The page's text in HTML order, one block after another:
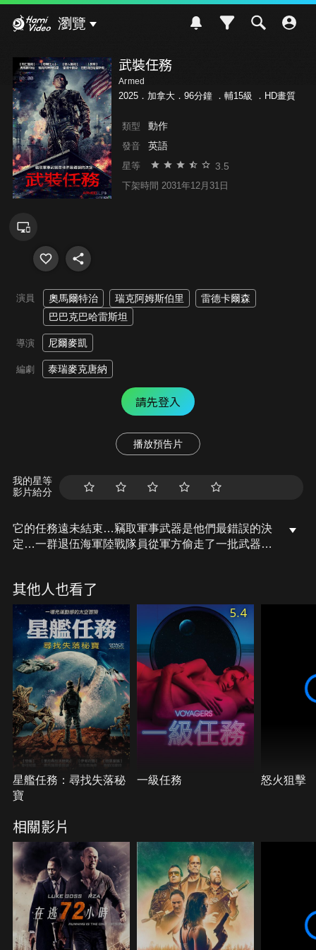
瀏覽
武裝任務
Armed
2025．加拿大．96分鐘 ． 輔15級 ．HD畫質
類型 動作
發音 英語
星等 3.5
下架時間 2031年12月31日
演員 奧馬爾特治 瑞克阿姆斯伯里
雷德卡爾森
巴巴克巴哈雷斯坦
導演 尼爾麥凱
編劇 泰瑞麥克唐納
請先登入
播放預告片
我的星等
影片給分
它的任務遠未結束…竊取軍事武器是他們最錯誤的決
定…一群退伍海軍陸戰隊員從軍方偷走了一批武器，
其他人也看了
星艦任務：尋找失落秘
寶
5.4
一級任務 怒火狙擊
相關影片